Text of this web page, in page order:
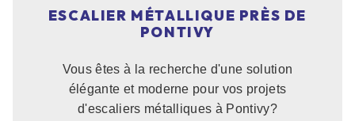
ESCALIER MÉTALLIQUE PRÈS DE
PONTIVY
Vous êtes à la recherche d'une solution
élégante et moderne pour vos projets
d'escaliers métalliques à Pontivy?